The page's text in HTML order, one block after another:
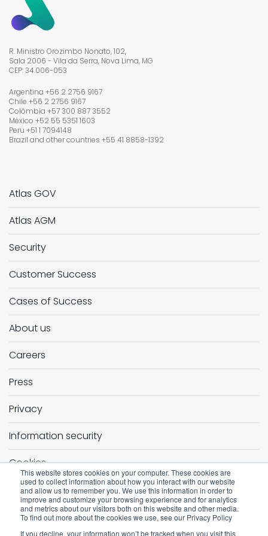
This website stores cookies on your computer. These cookies are
used to collect information about how you interact with our website
and allow us to remember you. We use this information in order to
improve and customize your browsing experience and for analytics
and metrics about our visitors both on this website and other media.
To find out more about the cookies we use, see our Privacy Policy
If you decline, your information won’t be tracked when you visit this
empresas como Iochpe-Maxion, Algar
Telecom, Equatorial Energia, Ultrapar e
outras organizações de referência no
país.
expansão do saneamento no Brasil.
R. Ministro Orozimbo Nonato, 102,
Sala 2006 - Vila da Serra, Nova Lima, MG
CEP: 34.006-053
Argentina +56 2 2756 9167
Chile +56 2 2756 9167
Colômbia +57 300 887 3552
México +52 55 5351 1603
Peru +51 1 7094148
Brazil and other countries +55 41 8858-1392
Atlas GOV
Atlas AGM
Security
Customer Success
Cases of Success
About us
Careers
Press
Privacy
Information security
Cookies
Terms and condition
Continuidade de negócios